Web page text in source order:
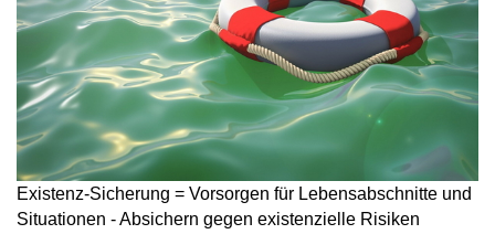
Existenz-Sicherung = Vorsorgen für Lebensabschnitte und
Situationen - Absichern gegen existenzielle Risiken